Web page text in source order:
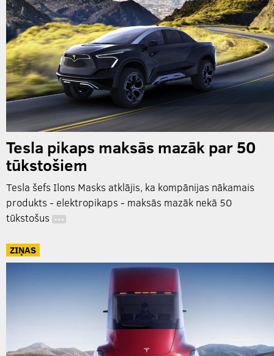
Tesla pikaps maksās mazāk par 50
tūkstošiem
Tesla šefs Ilons Masks atklājis, ka kompānijas nākamais
produkts - elektropikaps - maksās mazāk nekā 50
tūkstošus …
ZIŅAS